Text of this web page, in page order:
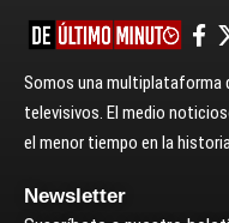
Somos una
televisivos. El medio
el menor tiempo en la
Newsletter